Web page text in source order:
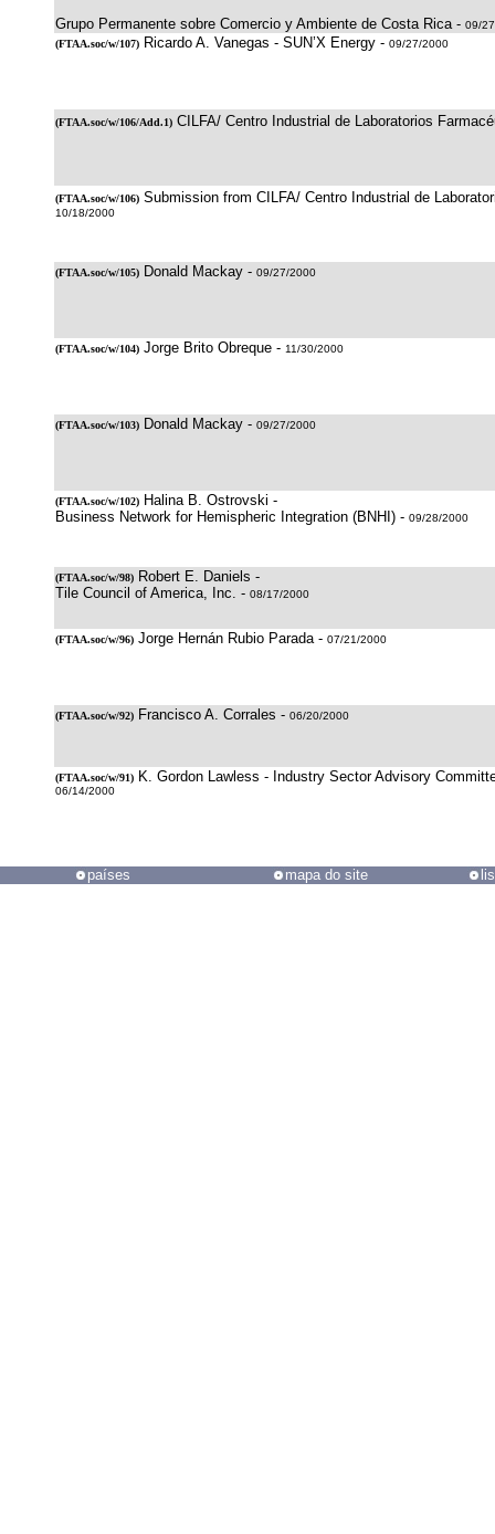
Grupo Permanente sobre Comercio y Ambiente de Costa Rica - 09/
(FTAA.soc/w/107) Ricardo A. Vanegas - SUN’X Energy - 09/27/2000
(FTAA.soc/w/106/Add.1) CILFA/ Centro Industrial de Laboratorios
(FTAA.soc/w/106) Submission from CILFA/ Centro Industrial de
10/18/2000
(FTAA.soc/w/105) Donald Mackay - 09/27/2000
(FTAA.soc/w/104) Jorge Brito Obreque - 11/30/2000
(FTAA.soc/w/103) Donald Mackay - 09/27/2000
(FTAA.soc/w/102) Halina B. Ostrovski -
Business Network for Hemispheric Integration (BNHI) - 09/28/2000
(FTAA.soc/w/98) Robert E. Daniels -
Tile Council of America, Inc. - 08/17/2000
(FTAA.soc/w/96) Jorge Hernán Rubio Parada - 07/21/2000
(FTAA.soc/w/92) Francisco A. Corrales - 06/20/2000
(FTAA.soc/w/91) K. Gordon Lawless - Industry Sector Advisory
06/14/2000
países mapa do site